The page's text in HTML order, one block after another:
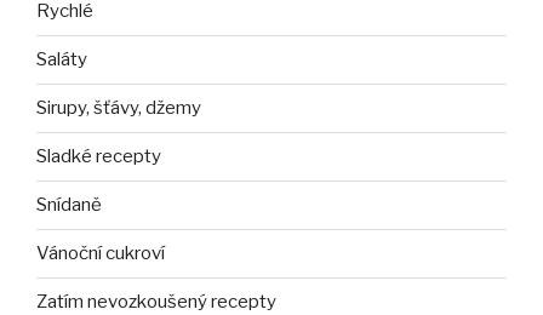
Rychlé
Saláty
Sirupy, šťávy, džemy
Sladké recepty
Snídaně
Vánoční cukroví
Zatím nevozkoušený recepty